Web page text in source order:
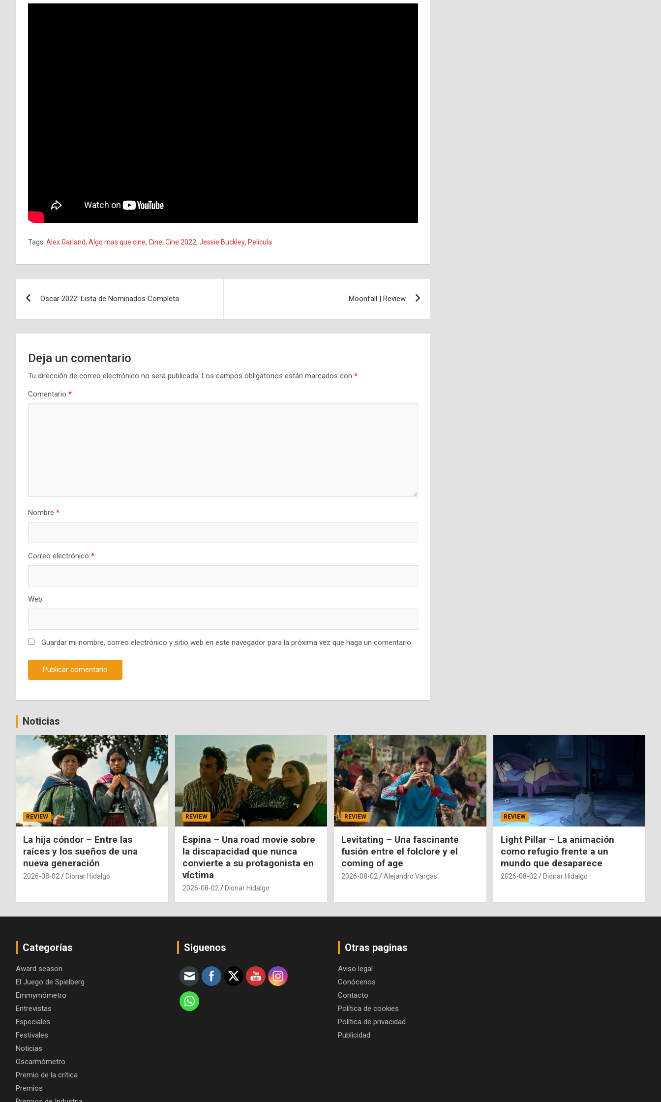
Tags: Alex Garland, Algo mas que cine, Cine, Cine 2022, Jessie Buckley, Película
entradas
Oscar 2022: Lista de Nominados Completa Moonfall | Review
Deja un comentario
Tu dirección de correo electrónico no será publicada. Los campos obligatorios están marcados con *
Comentario *
Nombre *
Correo electrónico *
Web
Guardar mi nombre, correo electrónico y sitio web en este navegador para la próxima vez que haga un comentario.
Noticias
REVIEW
La hija cóndor – Entre las
raíces y los sueños de una
nueva generación
2026-08-02 Dionar Hidalgo
REVIEW
Espina – Una road movie sobre
la discapacidad que nunca
convierte a su protagonista en
víctima
2026-08-02 Dionar Hidalgo
REVIEW
Levitating – Una fascinante
fusión entre el folclore y el
coming of age
2026-08-02 Alejandro Vargas
REVIEW
Light Pillar – La animación
como refugio frente a un
mundo que desaparece
2026-08-02 Dionar Hidalgo
Categorías
Award season
El Juego de Spielberg
Emmymómetro
Entrevistas
Especiales
Festivales
Noticias
Oscarmómetro
Premio de la crítica
Premios
Siguenos Otras paginas
Aviso legal
Conócenos
Contacto
Política de cookies
Política de privacidad
Publicidad